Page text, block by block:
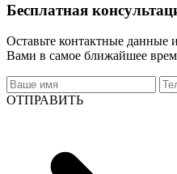
Бесплатная
Оставьте контактные данные
Вами в самое ближайшее
ОТПРАВИТЬ